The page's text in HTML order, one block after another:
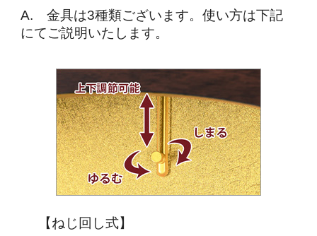
A. 金具は3種類ございます。使い方は下記
にてご説明いたします。
【ねじ回し式】